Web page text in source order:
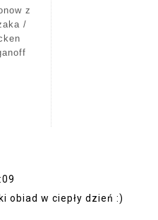
z
/
obiad w ciepły dzień :)